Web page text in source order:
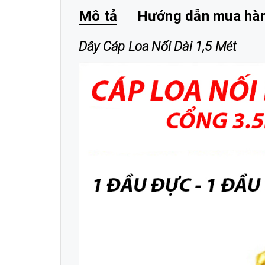
Mô tả Hướng dẫn mua
Dây Cáp Loa Nối Dài 1,5 Mét